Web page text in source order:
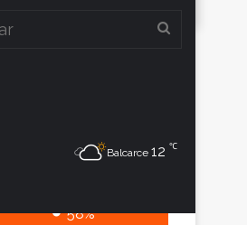
Balcarce 12 ℃
9
58%